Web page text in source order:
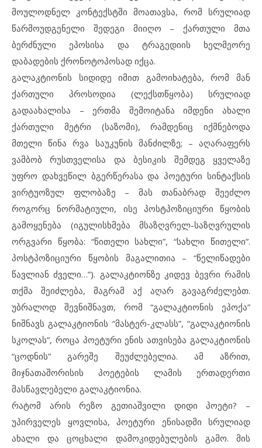
მოულოდნელ კონტექსტში მოათავსა, რომ სრულიად
წარმოუდგენელი შედეგი მიიღო – ქართული მთა
ბერძნული ეპოსისა და ტრაგედიის ხელმეორე
დაბადების ქრონოტოპოსად იქცა.
გალაკტიონის სიდიდე იმით გამოიხატება, რომ მან
ქართული პროსოდია (ლექსთწყობა) სრულიად
გადაახალისა – ერთმა შემოიტანა იმდენი ახალი
ქართული მეტრი (საზომი), რამდენიც იქმნებოდა
მთელი წინა რვა საუკუნის მანძილზე; – აღარაფერს
ვამბობ რუსთველისა და ბესიკის შემდეგ ყველაზე
უფრო დახვეწილ ბგერწერასა და პოეტური სინტაქსის
ვირტუოზულ ფლობაზე – მას თანაბრად შეეძლო
როგორც ნორმატიული, ისე პოსტპოზიციური წყობის
გამოყენება (იგულისხმება მსაზღვრელ-საზღვრულის
ორგვარი წყობა: “წითელი სახლი”, “სახლი წითელი”.
პოსტპოზიციური წყობის მაგალითია – “წელიწადები
წავლიან ძველი…”). გალაკტიონზე კიდევ ბევრი რამის
თქმა შეიძლება, მაგრამ აქ აღარ გავაგრძელებთ.
უბრალოდ შევნიშნავთ, რომ “გალაკტიონის ეპოქა”
ნიშნავს გალაკტიონის “მასტერ-კლასს”, “გალაკტიონის
სკოლას”, როცა პოეტური ენის ათვისება გალაკტიონის
“ცოდნის” გარეშე შეუძლებელია. ამ აზრით,
მიჯნათაშორისის პოეტების ლამის ერთადერთი
მასწავლებელი გალაკტიონია.
რატომ არის რეზო გეთიაშვილი დიდი პოეტი? –
უპირველეს ყოვლისა, პოეტური ენისადმი სრულიად
ახალი და ცოცხალი დამოკიდებულების გამო. მის